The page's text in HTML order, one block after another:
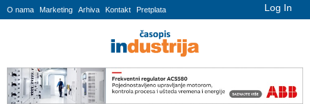
Log In
O nama Marketing Arhiva Kontakt Pretplata